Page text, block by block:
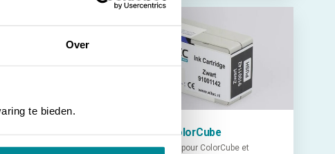
Over
te bieden.
Cartouches | ColorCube
Cartouches d'encre pour ColorCube et